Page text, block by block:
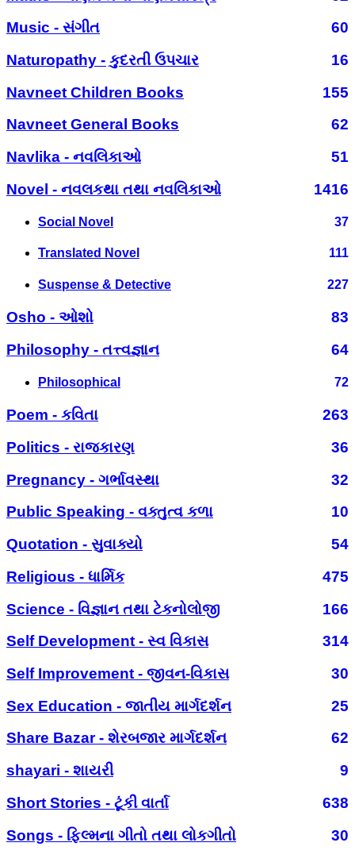
Music - સંગીત
60
Naturopathy - કુદરતી ઉપચાર
16
Navneet Children Books
155
Navneet General Books
62
Navlika - નવલિકાઓ
51
Novel - નવલકથા તથા નવલિકાઓ
1416
Social Novel 37
Translated Novel 111
Suspense & Detective 227
Osho - ઓશો
83
Philosophy - તત્ત્વજ્ઞાન
64
Philosophical 72
Poem - કવિતા
263
Politics - રાજકારણ
36
Pregnancy - ગર્ભાવસ્થા
32
Public Speaking - વક્તુત્વ કળા
10
Quotation - સુવાક્યો
54
Religious - ધાર્મિક
475
Science - વિજ્ઞાન તથા ટેકનોલોજી
166
Self Development - સ્વ વિકાસ
314
Self Improvement - જીવન-વિકાસ
30
Sex Education - જાતીય માર્ગદર્શન
25
Share Bazar - શેરબજાર માર્ગદર્શન
62
shayari - શાયરી
9
Short Stories - ટૂંકી વાર્તા
638
Songs - ફિલ્મના ગીતો તથા લોકગીતો
30